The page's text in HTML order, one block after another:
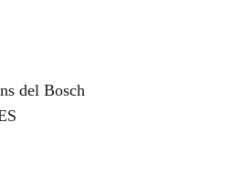
del Bosch